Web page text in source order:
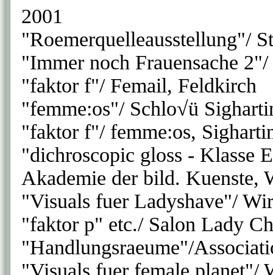
2001
"Roemerquelleausstellung"/
"Immer noch Frauensache
"faktor f"/ Femail, Feldkirch
"femme:os"/ Schlo√ü
"faktor f"/ femme:os,
"dichroscopic gloss - Klasse
Akademie der bild. Kuenste,
"Visuals fuer Ladyshave"/
"faktor p" etc./ Salon Lady
"Handlungsraeume"/
"Visuals fuer female planet"/